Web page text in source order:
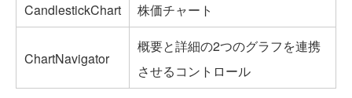
CandlestickChart
株価チャート
ChartNavigator
概要と詳細の2つのグラフを連携
させるコントロール